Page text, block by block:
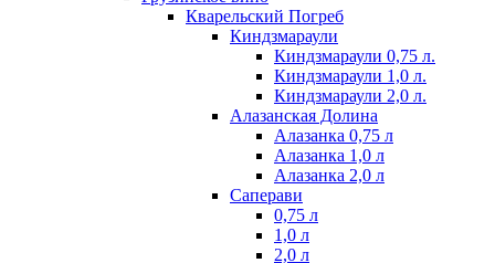
Кварельский Погреб
Киндзмараули
Киндзмараули 0,75 л.
Киндзмараули 1,0 л.
Киндзмараули 2,0 л.
Алазанская Долина
Алазанка 0,75 л
Алазанка 1,0 л
Алазанка 2,0 л
Саперави
0,75 л
1,0 л
2,0 л